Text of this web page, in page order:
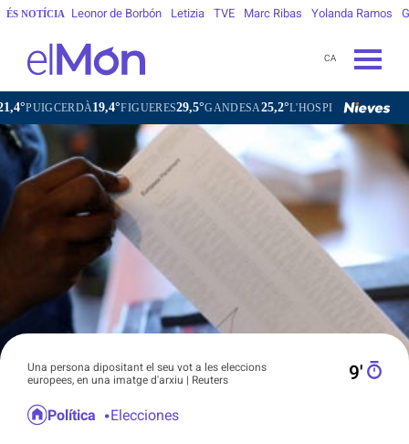
ÉS NOTÍCIA Leonor de Borbón Letizia TVE Marc Ribas Yolanda Ramos
CA
FIGUERES29,5°GANDESA25,2°L'HOSPITALET DE LLOBREGAT 28,1°SANT
Una persona dipositant el seu vot a les eleccions
europees, en una imatge d'arxiu | Reuters
9′
Política Elecciones